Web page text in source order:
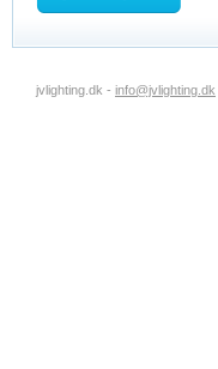
jvlighting.dk - info@jvlighting.dk